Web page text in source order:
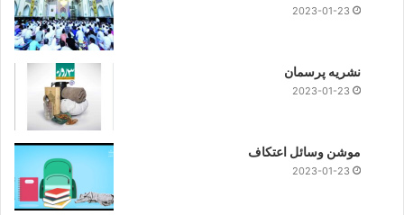
2023-01-23
نشریه پرسمان
2023-01-23
موشن وسائل اعتکاف
2023-01-23